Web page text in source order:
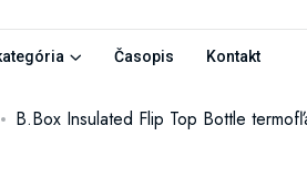
Časopis Kontakt
B.Box Insulated Flip Top Bottle